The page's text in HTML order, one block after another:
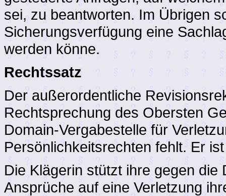
sei, zu beantworten. Im Übrigen
Sicherungsverfügung eine
werden könne.
Rechtssatz
Der außerordentliche
Rechtsprechung des Obersten
Domain-Vergabestelle für
Persönlichkeitsrechten fehlt. Er
Die Klägerin stützt ihre gegen
Ansprüche auf eine Verletzung